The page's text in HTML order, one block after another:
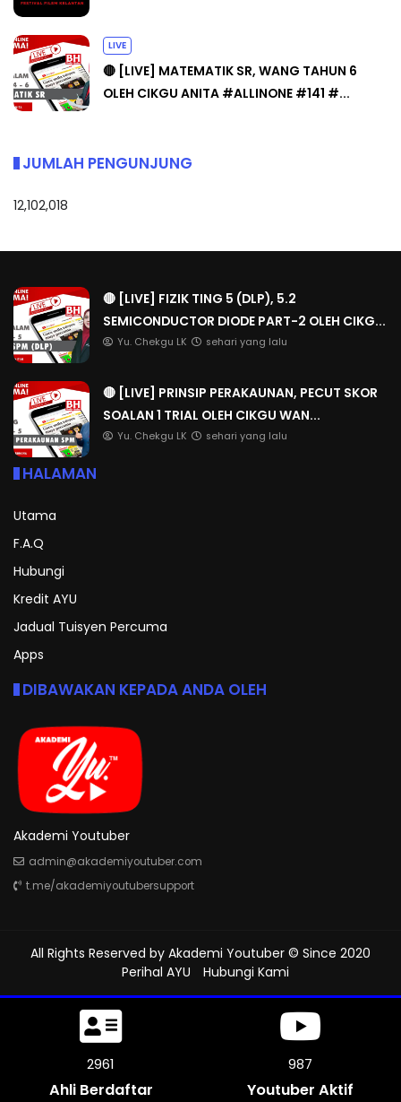
LIVE
🔴 [LIVE] MATEMATIK SR, WANG TAHUN 6
OLEH CIKGU ANITA #ALLINONE #141 #...
JUMLAH PENGUNJUNG
12,102,018
🔴 [LIVE] FIZIK TING 5 (DLP), 5.2
SEMICONDUCTOR DIODE PART-2 OLEH CIKG...
Yu. Chekgu LK sehari yang lalu
🔴 [LIVE] PRINSIP PERAKAUNAN, PECUT SKOR
SOALAN 1 TRIAL OLEH CIKGU WAN...
Yu. Chekgu LK sehari yang lalu
HALAMAN
Utama
F.A.Q
Hubungi
Kredit AYU
Jadual Tuisyen Percuma
Apps
DIBAWAKAN KEPADA ANDA OLEH
Akademi Youtuber
admin@akademiyoutuber.com
t.me/akademiyoutubersupport
All Rights Reserved by Akademi Youtuber © Since 2020
Perihal AYU
Hubungi Kami
3285
Ahli Berdaftar
1095
Youtuber Aktif